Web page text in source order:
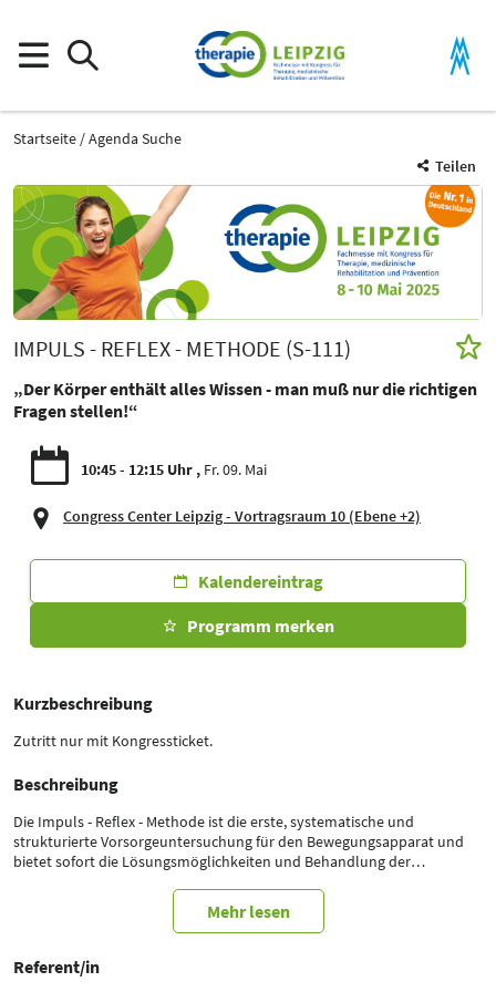
Startseite
Agenda Suche
Teilen
IMPULS - REFLEX - METHODE (S-111)
„Der Körper enthält alles Wissen - man muß nur die richtigen
Fragen stellen!“
10:45 - 12:15 Uhr Fr. 09. Mai
Congress Center Leipzig - Vortragsraum 10 (Ebene +2)
Kalendereintrag
Programm merken
Kurzbeschreibung
Zutritt nur mit Kongressticket.
Beschreibung
Die Impuls - Reflex - Methode ist die erste, systematische und
strukturierte Vorsorgeuntersuchung für den Bewegungsapparat und
bietet sofort die Lösungsmöglichkeiten und Behandlung der
Akute oder strukturelle Funktionsstörungen im sog. Gamma –
Reflexbogen, oft ausgelöst durch Asymmetrien mit daraus
Beschwerden (z.B. Stürze bei Älteren, Non – Contact – Verletzungen im
Sport, Überlastungsbeschwerden, degenerative Erkrankungen wie
Mehr lesen
Referent/in